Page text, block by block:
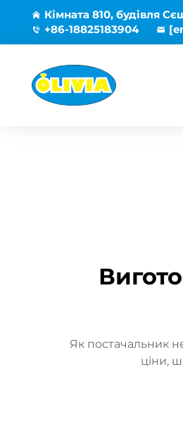
Кімната 810, будівля
+86-18825183904
Як постачальник
ціни,